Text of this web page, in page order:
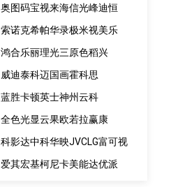
奥图码宝视来海信光峰迪恒
索诺克希帕华录极米视美乐
鸿合乐丽理光三原色稻兴
威迪泰科迈国画霍科思
蓝胜卡顿英士神州云科
全色光显云果欧若拉赢康
科影达中科华映JVCLG富可视
爱其宏基柯尼卡美能达优派